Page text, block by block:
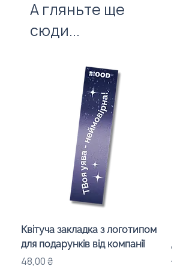
А гляньте ще
сюди...
Квітуча закладка з логотипом
для подарунків від компанії
Ціна
48,00 ₴
для